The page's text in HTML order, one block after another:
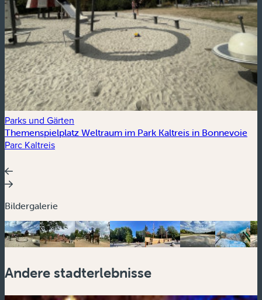
Parks und Gärten
Themenspielplatz Weltraum im Park Kaltreis in Bonnevoie
Parc Kaltreis
Bildergalerie
Andere stadterlebnisse